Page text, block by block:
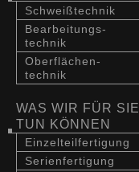
Schweißtechnik
Bearbeitungs-
technik
Oberflächen-
technik
WAS WIR FÜR SIE
TUN KÖNNEN
Einzelteilfertigung
Serienfertigung